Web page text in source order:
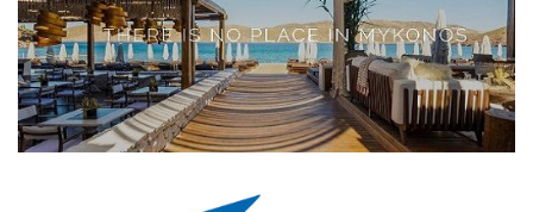
Γλώσσα
Ελληνικά English